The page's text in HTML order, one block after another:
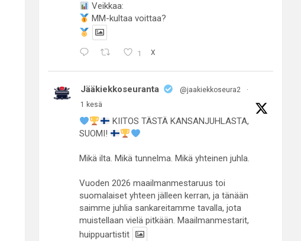
Veikkaa:
MM-kultaa voittaa?
1 X
Jääkiekkoseuranta @jaakiekkoseura2
·
1 kesä
KIITOS TÄSTÄ KANSANJUHLASTA,
SUOMI!
Mikä ilta. Mikä tunnelma. Mikä yhteinen juhla.
Vuoden 2026 maailmanmestaruus toi
suomalaiset yhteen jälleen kerran, ja tänään
saimme juhlia sankareitamme tavalla, jota
muistellaan vielä pitkään. Maailmanmestarit,
huippuartistit